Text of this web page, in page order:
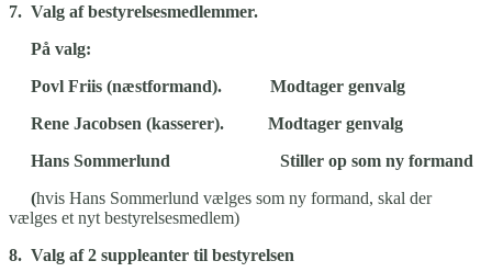
7. Valg af bestyrelsesmedlemmer.
På valg:
Povl Friis (næstformand). Modtager genvalg
Rene Jacobsen (kasserer). Modtager genvalg
Hans Sommerlund Stiller op som ny formand
(hvis Hans Sommerlund vælges som ny formand, skal der
vælges et nyt bestyrelsesmedlem)
8. Valg af 2 suppleanter til bestyrelsen